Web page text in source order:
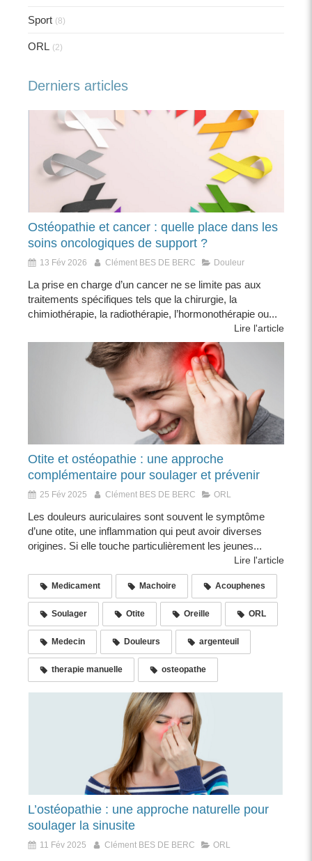
Sport (8)
ORL (2)
Derniers articles
Ostéopathie et cancer : quelle place dans les
soins oncologiques de support ?
13 Fév 2026 Clément BES DE BERC Douleur
La prise en charge d’un cancer ne se limite pas aux
traitements spécifiques tels que la chirurgie, la
chimiothérapie, la radiothérapie, l’hormonothérapie ou...
Lire l'article
Otite et ostéopathie : une approche
complémentaire pour soulager et prévenir
25 Fév 2025 Clément BES DE BERC ORL
Les douleurs auriculaires sont souvent le symptôme
d’une otite, une inflammation qui peut avoir diverses
origines. Si elle touche particulièrement les jeunes...
Lire l'article
Medicament Machoire Acouphenes
Soulager Otite Oreille ORL
Medecin Douleurs argenteuil
therapie manuelle osteopathe
L’ostéopathie : une approche naturelle pour
soulager la sinusite
11 Fév 2025 Clément BES DE BERC ORL